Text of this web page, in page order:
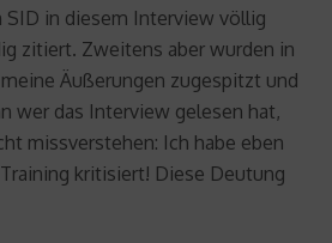
SID in diesem Interview völlig
zitiert. Zweitens aber wurden in
Äußerungen zugespitzt und
wer das Interview gelesen hat,
missverstehen: Ich habe eben
kritisiert! Diese Deutung